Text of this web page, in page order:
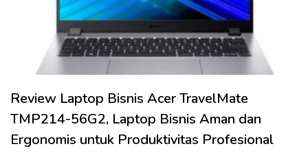
Review Laptop Bisnis Acer TravelMate
TMP214-56G2, Laptop Bisnis Aman dan
Ergonomis untuk Produktivitas Profesional